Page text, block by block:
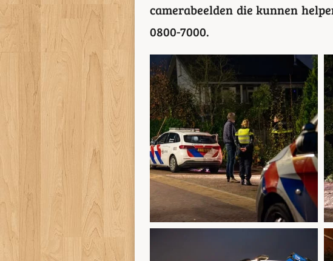
camerabeelden die kunnen
0800-7000.